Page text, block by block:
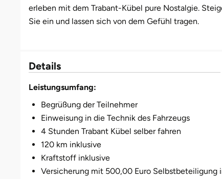
erleben mit dem Trabant-Kübel pure Nostalgie.
Sie ein und lassen sich von dem Gefühl tragen.
Details
Leistungsumfang:
Begrüßung der Teilnehmer
Einweisung in die Technik des Fahrzeugs
4 Stunden Trabant Kübel selber fahren
120 km inklusive
Kraftstoff inklusive
Versicherung mit 500,00 Euro Selbstbeteiligung
Burghausen
Chemnitz
Cloppenburg
Coburg
Cottbus
Darmstadt
Oberlausitz
Riesa
Ruhrgebiet
Strausberg (Berlin/Brandenburg)
Sömmerda
Weimar
Weißenfels
Witterda